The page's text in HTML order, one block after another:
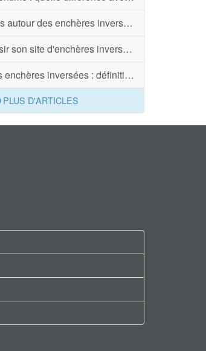
Les polémiques autour des enchères inversées
Comment choisir son site d'enchères inversées ?
Le principe des enchères inversées : définition
PLUS D'ARTICLES